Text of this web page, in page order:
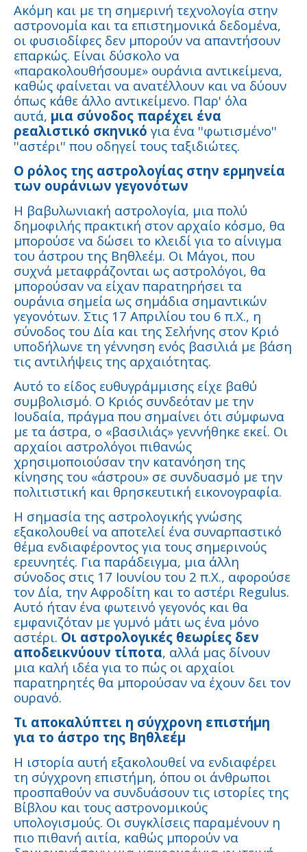
Ακόμη και με τη σημερινή τεχνολογία στην
αστρονομία και τα επιστημονικά δεδομένα,
οι φυσιοδίφες δεν μπορούν να απαντήσουν
επαρκώς. Είναι δύσκολο να
«παρακολουθήσουμε» ουράνια αντικείμενα,
καθώς φαίνεται να ανατέλλουν και να δύουν
όπως κάθε άλλο αντικείμενο. Παρ' όλα
αυτά, μια σύνοδος παρέχει ένα
ρεαλιστικό σκηνικό για ένα ''φωτισμένο''
''αστέρι'' που οδηγεί τους ταξιδιώτες.
Ο ρόλος της αστρολογίας στην ερμηνεία
των ουράνιων γεγονότων
Η βαβυλωνιακή αστρολογία, μια πολύ
δημοφιλής πρακτική στον αρχαίο κόσμο, θα
μπορούσε να δώσει το κλειδί για το αίνιγμα
του άστρου της Βηθλεέμ. Οι Μάγοι, που
συχνά μεταφράζονται ως αστρολόγοι, θα
μπορούσαν να είχαν παρατηρήσει τα
ουράνια σημεία ως σημάδια σημαντικών
γεγονότων. Στις 17 Απριλίου του 6 π.Χ., η
σύνοδος του Δία και της Σελήνης στον Κριό
υποδήλωνε τη γέννηση ενός βασιλιά με βάση
τις αντιλήψεις της αρχαιότητας.
Αυτό το είδος ευθυγράμμισης είχε βαθύ
συμβολισμό. Ο Κριός συνδεόταν με την
Ιουδαία, πράγμα που σημαίνει ότι σύμφωνα
με τα άστρα, ο «βασιλιάς» γεννήθηκε εκεί. Οι
αρχαίοι αστρολόγοι πιθανώς
χρησιμοποιούσαν την κατανόηση της
κίνησης του «άστρου» σε συνδυασμό με την
πολιτιστική και θρησκευτική εικονογραφία.
Η σημασία της αστρολογικής γνώσης
εξακολουθεί να αποτελεί ένα συναρπαστικό
θέμα ενδιαφέροντος για τους σημερινούς
ερευνητές. Για παράδειγμα, μια άλλη
σύνοδος στις 17 Ιουνίου του 2 π.Χ., αφορούσε
τον Δία, την Αφροδίτη και το αστέρι Regulus.
Αυτό ήταν ένα φωτεινό γεγονός και θα
εμφανιζόταν με γυμνό μάτι ως ένα μόνο
αστέρι. Οι αστρολογικές θεωρίες δεν
αποδεικνύουν τίποτα, αλλά μας δίνουν
μια καλή ιδέα για το πώς οι αρχαίοι
παρατηρητές θα μπορούσαν να έχουν δει τον
ουρανό.
Τι αποκαλύπτει η σύγχρονη επιστήμη
για το άστρο της Βηθλεέμ
Η ιστορία αυτή εξακολουθεί να ενδιαφέρει
τη σύγχρονη επιστήμη, όπου οι άνθρωποι
προσπαθούν να συνδυάσουν τις ιστορίες της
Βίβλου και τους αστρονομικούς
υπολογισμούς. Οι συγκλίσεις παραμένουν η
πιο πιθανή αιτία, καθώς μπορούν να